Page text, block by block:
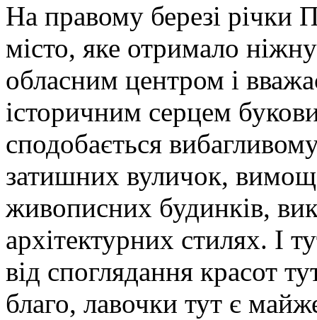
На правому березі річки
місто, яке отримало
обласним центром і
історичним серцем
сподобається
затишних вуличок,
живописних будинків,
архітектурних стилях. І
від споглядання красот
благо, лавочки тут є